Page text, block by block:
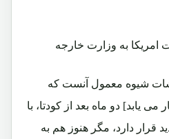
شیوه معمول آنست که
یابد] دو ماه بعد از کودتا، با
قرار دارد، مگر هنوز هم به